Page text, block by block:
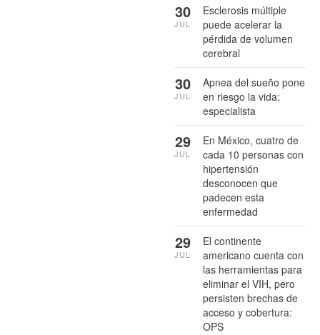
Esclerosis múltiple
puede acelerar la
pérdida de volumen
cerebral
30
JUL
Apnea del sueño pone
en riesgo la vida:
especialista
30
JUL
En México, cuatro de
cada 10 personas con
hipertensión
desconocen que
padecen esta
enfermedad
29
JUL
El continente
americano cuenta con
las herramientas para
eliminar el VIH, pero
persisten brechas de
acceso y cobertura:
OPS
29
JUL